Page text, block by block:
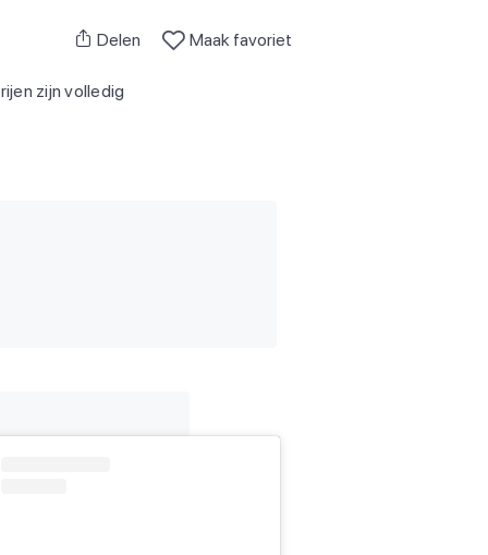
Delen Maak favoriet
zijn volledig